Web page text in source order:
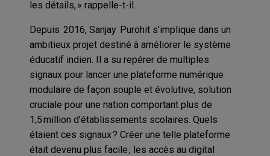
les détails, » rappelle-t-il.
Depuis 2016, Sanjay Purohit s’implique dans un
ambitieux projet destiné à améliorer le système
éducatif indien. Il a su repérer de multiples
signaux pour lancer une plateforme numérique
modulaire de façon souple et évolutive, solution
cruciale pour une nation comportant plus de
1,5 million d’établissements scolaires. Quels
étaient ces signaux ? Créer une telle plateforme
était devenu plus facile ; les accès au digital